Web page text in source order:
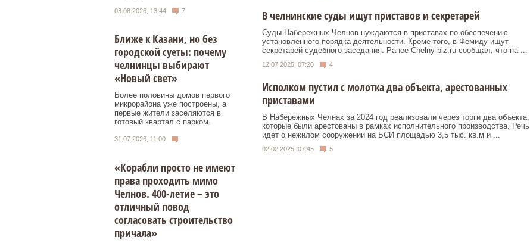
03.08.2026, 13:44 7
Ближе к Казани, но без
городской суеты: почему
челнинцы выбирают
«Новый свет»
Более половины домов первого
микрорайона уже построены, а
первые жители заселяются в
готовый квартал с парком.
31.07.2026, 11:00
«Корабли просто не имеют
права проходить мимо
Челнов. 400-летие – это
отличный повод
согласовать строительство
причала»
В челнинские суды ищут приставов и секретарей
Суды Набережных Челнов нуждаются в приставах по обеспечению
установленного порядка деятельности. Кроме того, в Фемиду ищут
секретарей судебного заседания. Ранее Сhelny-biz.ru сообщал, что на ...
12.07.2025, 07:20 4
Исполком пустил с молотка два объекта, арестованных
приставами
В Набережных Челнах за 2024 год реализовали через торги два объекта,
которые были арестованы в рамках исполнительного производства. Речь
идет о нежилом сооружении на БСИ площадью 3,5 тыс. кв.м и ...
02.02.2025, 07:45 5